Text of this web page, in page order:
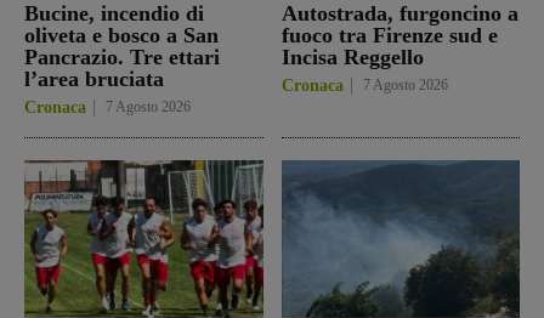
Bucine, incendio di
oliveta e bosco a San
Pancrazio. Tre ettari
l’area bruciata
Cronaca 7 Agosto 2026
Autostrada, furgoncino a
fuoco tra Firenze sud e
Incisa Reggello
Cronaca 7 Agosto 2026